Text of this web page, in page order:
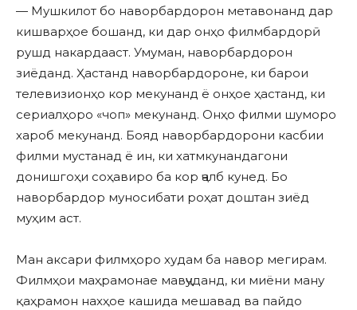
— Мушкилот бо наворбардорон метавонанд дар
кишварҳое бошанд, ки дар онҳо филмбардорӣ
рушд накардааст. Умуман, наворбардорон
зиёданд. Ҳастанд наворбардороне, ки барои
телевизионҳо кор мекунанд ё онҳое ҳастанд, ки
сериалҳоро «чоп» мекунанд. Онҳо филми шуморо
хароб мекунанд. Бояд наворбардорони касбии
филми мустанад ё ин, ки хатмкунандагони
донишгоҳи соҳавиро ба кор ҷалб кунед. Бо
наворбардор муносибати роҳат доштан зиёд
муҳим аст.
Ман аксари филмҳоро худам ба навор мегирам.
Филмҳои маҳрамонае мавҷуданд, ки миёни ману
қаҳрамон нахҳое кашида мешавад ва пайдо